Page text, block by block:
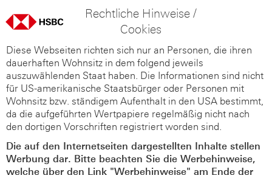
Rechtliche Hinweise /
Cookies
Diese Webseiten richten sich nur an Personen, die ihren
dauerhaften Wohnsitz in dem folgend jeweils
auszuwählenden Staat haben. Die Informationen sind nicht
für US-amerikanische Staatsbürger oder Personen mit
Wohnsitz bzw. ständigem Aufenthalt in den USA bestimmt,
da die aufgeführten Wertpapiere regelmäßig nicht nach
den dortigen Vorschriften registriert worden sind.
Die auf den Internetseiten dargestellten Inhalte stellen
Werbung dar. Bitte beachten Sie die Werbehinweise,
welche über den Link "Werbehinweise" am Ende der